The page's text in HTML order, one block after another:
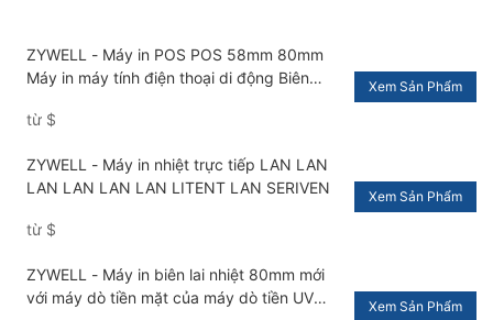
ZYWELL - Máy in POS POS 58mm 80mm
Máy in máy tính điện thoại di động Biên
từ $
Xem Sản Phẩm
ZYWELL - Máy in nhiệt trực tiếp LAN LAN
LAN LAN LAN LAN LITENT LAN SERIVEN
từ $
Xem Sản Phẩm
ZYWELL - Máy in biên lai nhiệt 80mm mới
với máy dò tiền mặt của máy dò tiền UV
Xem Sản Phẩm